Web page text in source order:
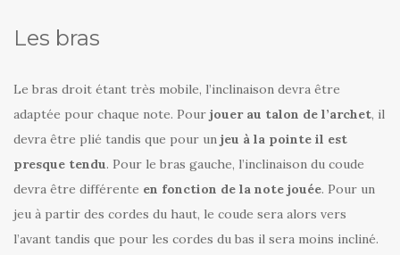
Les bras
Le bras droit étant très mobile, l’inclinaison devra être
adaptée pour chaque note. Pour jouer au talon de l’archet, il
devra être plié tandis que pour un jeu à la pointe il est
presque tendu. Pour le bras gauche, l’inclinaison du coude
devra être différente en fonction de la note jouée. Pour un
jeu à partir des cordes du haut, le coude sera alors vers
l’avant tandis que pour les cordes du bas il sera moins incliné.